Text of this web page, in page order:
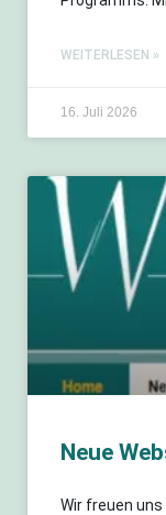
WEITERLESEN »
16. Juli 2026
Neue
Wir freuen uns